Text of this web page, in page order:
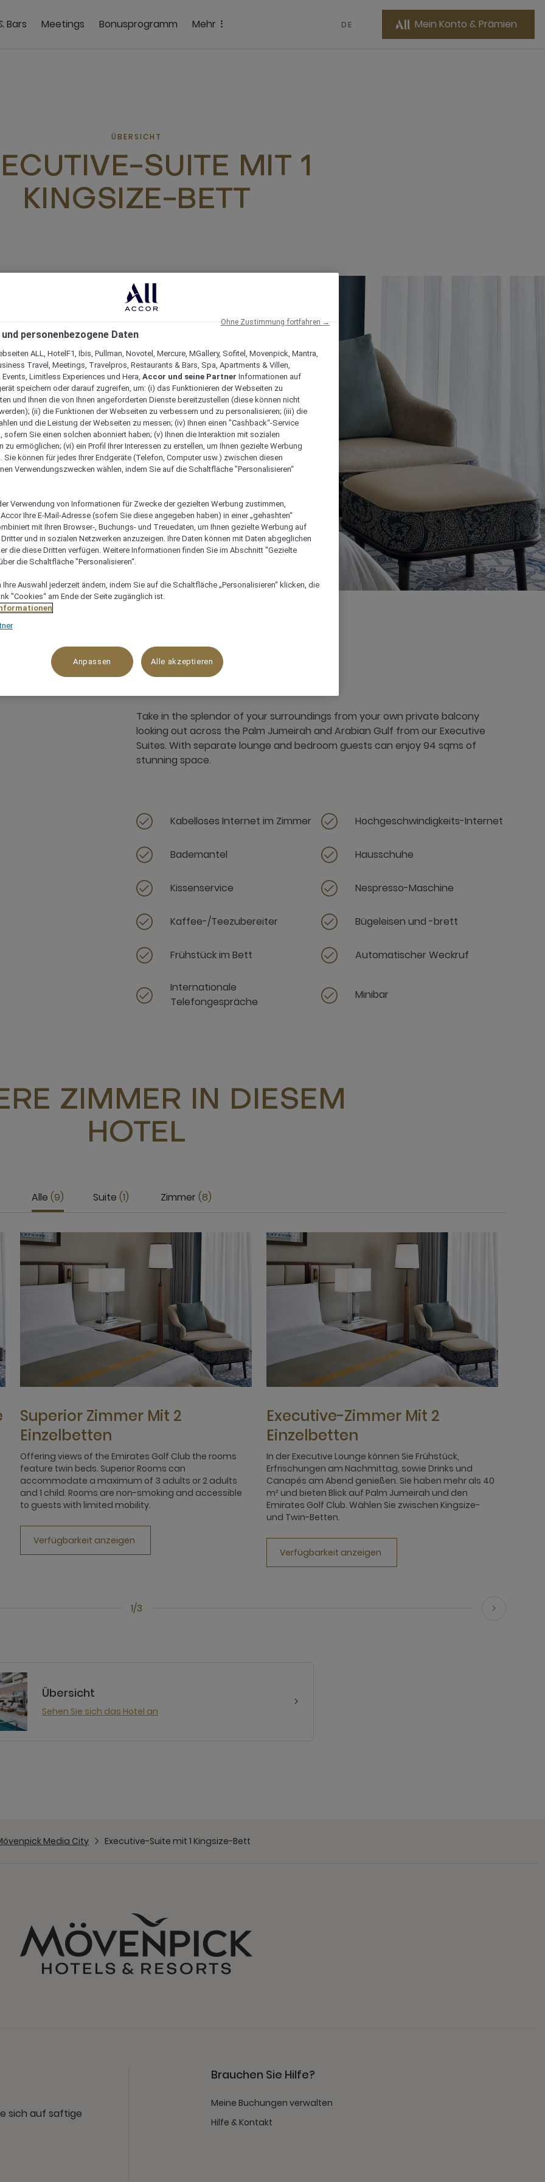
Bars Meetings Bonusprogramm Mehr DE Mein Konto & Prämien
ÜBERSICHT
SUITE MIT 1
KINGSIZE-BETT
Verfügbarkeit anzeigen
Take in the splendor of your surroundings from your own private balcony
looking out across the Palm Jumeirah and Arabian Gulf from our Executive
Suites. With separate lounge and bedroom guests can enjoy 94 sqms of
stunning space.
Kabelloses Internet im Zimmer Hochgeschwindigkeits-Internet
Bademantel Hausschuhe
Kissenservice Nespresso-Maschine
Kaffee-/Teezubereiter Bügeleisen und -brett
Frühstück im Bett Automatischer Weckruf
Internationale
Telefongespräche
Minibar
ZIMMER IN DIESEM
HOTEL
Alle 9 Suite 1 Zimmer 8
1/3
Superior Zimmer Mit 2
Einzelbetten
Offering views of the Emirates Golf Club the rooms
feature twin beds. Superior Rooms can
accommodate a maximum of 3 adults or 2 adults
and 1 child. Rooms are non-smoking and accessible
to guests with limited mobility.
Verfügbarkeit anzeigen
Executive-Zimmer Mit 2
Einzelbetten
In der Executive Lounge können Sie Frühstück,
Erfrischungen am Nachmittag, sowie Drinks und
Canapés am Abend genießen. Sie haben mehr als 40
m² und bieten Blick auf Palm Jumeirah und den
Emirates Golf Club. Wählen Sie zwischen Kingsize-
und Twin-Betten.
Verfügbarkeit anzeigen
Übersicht
Sehen Sie sich das Hotel an
Media City Executive-Suite mit 1 Kingsize-Bett
sich auf saftige
Brauchen Sie Hilfe?
Meine Buchungen verwalten
Hilfe & Kontakt
personenbezogene Daten
ALL, HotelF1, Ibis, Pullman, Novotel, Mercure, MGallery, Sofitel, Movenpick, Mantra,
Travel, Meetings, Travelpros, Restaurants & Bars, Spa, Apartments & Villen,
Limitless Experiences und Hera, Accor und seine Partner Informationen auf
speichern oder darauf zugreifen, um: (i) das Funktionieren der Webseiten zu
und Ihnen die von Ihnen angeforderten Dienste bereitzustellen (diese können nicht
(ii) die Funktionen der Webseiten zu verbessern und zu personalisieren; (iii) die
und die Leistung der Webseiten zu messen; (iv) Ihnen einen "Cashback“-Service
sofern Sie einen solchen abonniert haben; (v) Ihnen die Interaktion mit sozialen
zu ermöglichen; (vi) ein Profil Ihrer Interessen zu erstellen, um Ihnen gezielte Werbung
Sie können für jedes Ihrer Endgeräte (Telefon, Computer usw.) zwischen diesen
Verwendungszwecken wählen, indem Sie auf die Schaltfläche "Personalisieren“
Verwendung von Informationen für Zwecke der gezielten Werbung zustimmen,
Ihre E-Mail-Adresse (sofern Sie diese angegeben haben) in einer „gehashten“
mit Ihren Browser-, Buchungs- und Treuedaten, um Ihnen gezielte Werbung auf
und in sozialen Netzwerken anzuzeigen. Ihre Daten können mit Daten abgeglichen
die diese Dritten verfügen. Weitere Informationen finden Sie im Abschnitt "Gezielte
die Schaltfläche "Personalisieren“.
Ihre Auswahl jederzeit ändern, indem Sie auf die Schaltfläche „Personalisieren“ klicken, die
"Cookies“ am Ende der Seite zugänglich ist.
Anpassen Alle akzeptieren
Ohne Zustimmung fortfahren →